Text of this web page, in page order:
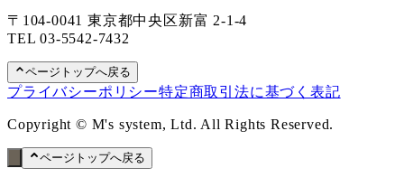
〒104-0041 東京都中央区新富 2-1-4
TEL03-5542-7432
ページトップへ戻る
プライバシーポリシー特定商取引法に基づく表記
Copyright © M's system, Ltd. All Rights Reserved.
ページトップへ戻る